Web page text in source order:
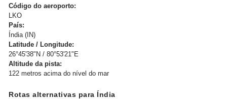
Código do aeroporto:
LKO
País:
Índia (IN)
Latitude / Longitude:
26°45'38"N / 80°53'21"E
Altitude da pista:
122 metros acima do nível do mar
Rotas alternativas para Índia